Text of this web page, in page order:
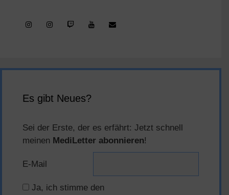
Es gibt Neues?
Sei der Erste, der es erfährt: Jetzt schnell
meinen MediLetter abonnieren!
E-Mail
Ja, ich stimme den